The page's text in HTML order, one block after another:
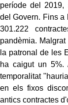
període del 2019,
del Govern. Fins a
301.222
pandèmia.
la patronal de les
ha caigut un
temporalitat
en els fixos
antics contractes